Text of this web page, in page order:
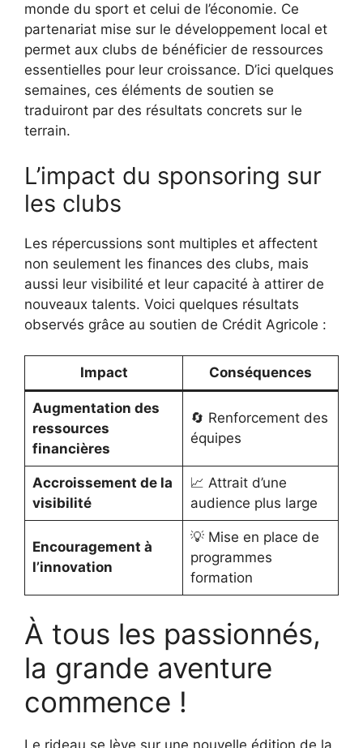
monde du sport et celui de l’économie. Ce
partenariat mise sur le développement local et
permet aux clubs de bénéficier de ressources
essentielles pour leur croissance. D’ici quelques
semaines, ces éléments de soutien se
traduiront par des résultats concrets sur le
terrain.
L’impact du sponsoring sur
les clubs
Les répercussions sont multiples et affectent
non seulement les finances des clubs, mais
aussi leur visibilité et leur capacité à attirer de
nouveaux talents. Voici quelques résultats
observés grâce au soutien de Crédit Agricole :
Impact Conséquences
Augmentation des
ressources
financières
🔄 Renforcement des
équipes
Accroissement de la
visibilité
📈 Attrait d’une
audience plus large
Encouragement à
l’innovation
💡 Mise en place de
programmes
formation
À tous les passionnés,
la grande aventure
commence !
Le rideau se lève sur une nouvelle édition de la